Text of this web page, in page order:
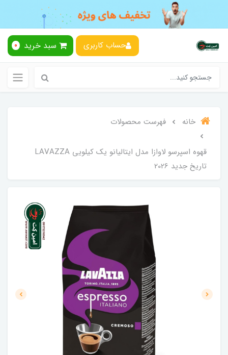
حساب کاربری سبد خرید 0
خانه فهرست محصولات
قهوه اسپرسو لاوازا مدل ایتالیانو یک کیلویی LAVAZZA
تاریخ جدید 2026